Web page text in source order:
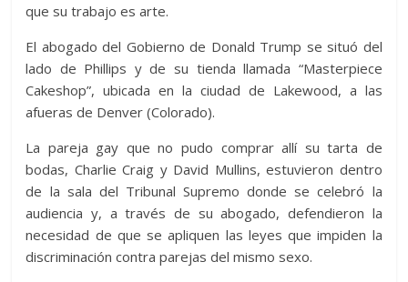
que su trabajo es arte.
El abogado del Gobierno de Donald Trump se situó del
lado de Phillips y de su tienda llamada “Masterpiece
Cakeshop”, ubicada en la ciudad de Lakewood, a las
afueras de Denver (Colorado).
La pareja gay que no pudo comprar allí su tarta de
bodas, Charlie Craig y David Mullins, estuvieron dentro
de la sala del Tribunal Supremo donde se celebró la
audiencia y, a través de su abogado, defendieron la
necesidad de que se apliquen las leyes que impiden la
discriminación contra parejas del mismo sexo.